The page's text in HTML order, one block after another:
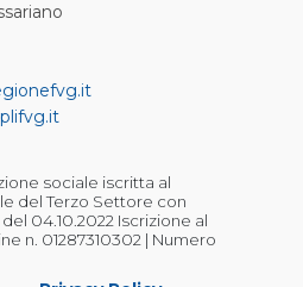
sociale iscritta al
del Terzo Settore con
del 04.10.2022 Iscrizione al
n. 01287310302 | Numero